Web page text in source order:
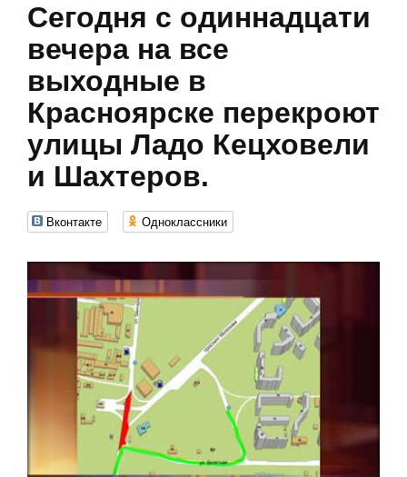
Сегодня с одиннадцати
вечера на все
выходные в
Красноярске перекроют
улицы Ладо Кецховели
и Шахтеров.
Вконтакте Одноклассники